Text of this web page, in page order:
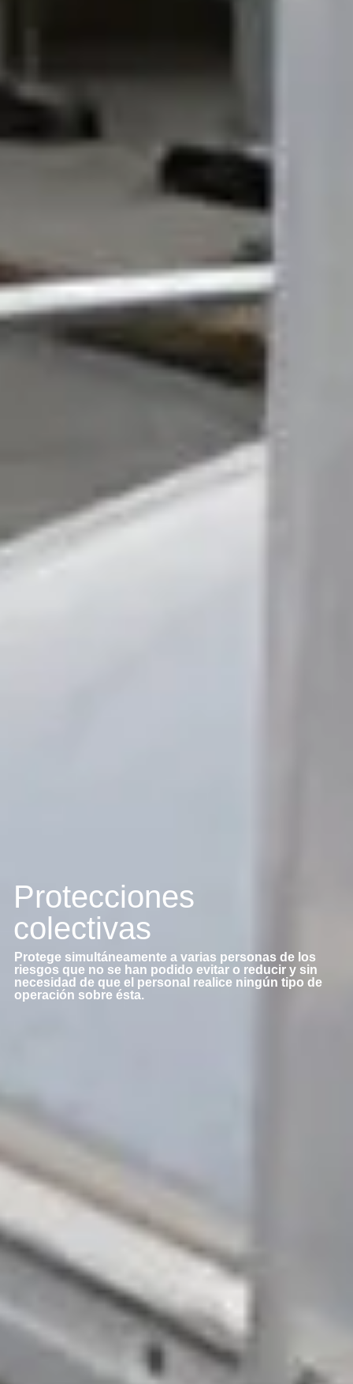
Protecciones
colectivas
Protege simultáneamente a varias personas de los
riesgos que no se han podido evitar o reducir y sin
necesidad de que el personal realice ningún tipo de
operación sobre ésta.